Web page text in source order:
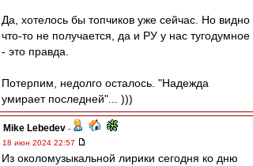
Да, хотелось бы топчиков уже сейчас. Но видно
что-то не получается, да и РУ у нас тугодумное
- это правда.
Потерпим, недолго осталось. "Надежда
умирает последней"... )))
Mike Lebedev -
18 июн 2024 22:57
Из околомузыкальной лирики сегодня ко дню